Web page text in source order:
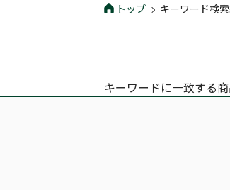
トップ キーワード検
キーワードに一致する